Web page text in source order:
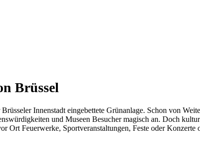
Brüssel
Innenstadt eingebettete Grünanlage. Schon von
und Museen Besucher magisch an. Doch
Ort Feuerwerke, Sportveranstaltungen, Feste oder Konzerte